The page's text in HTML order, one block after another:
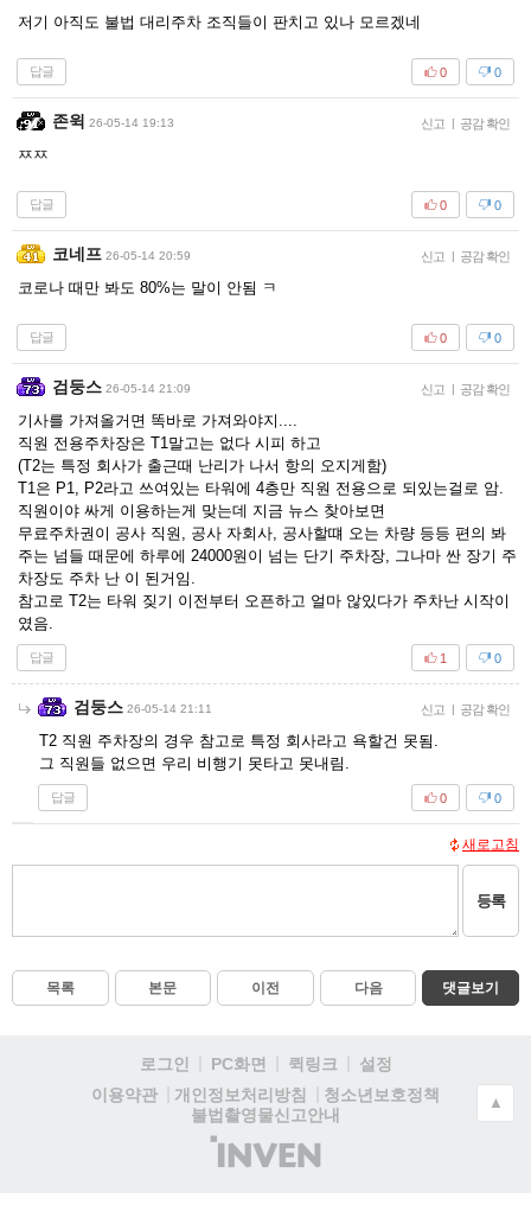
저기 아직도 불법 대리주차 조직들이 판치고 있나 모르겠네
답글 0
0
존윅 26-05-14 19:13 신고 | 공감 확인
ㅉㅉ
답글 0
0
코네프 26-05-14 20:59 신고 | 공감 확인
코로나 때만 봐도 80%는 말이 안됨 ㅋ
답글 0
0
검둥스 26-05-14 21:09 신고 | 공감 확인
기사를 가져올거면 똑바로 가져와야지....
직원 전용주차장은 T1말고는 없다 시피 하고
(T2는 특정 회사가 출근때 난리가 나서 항의 오지게함)
T1은 P1, P2라고 쓰여있는 타워에 4층만 직원 전용으로 되있는걸로 암.
직원이야 싸게 이용하는게 맞는데 지금 뉴스 찾아보면
무료주차권이 공사 직원, 공사 자회사, 공사할떄 오는 차량 등등 편의 봐
주는 넘들 때문에 하루에 24000원이 넘는 단기 주차장, 그나마 싼 장기 주
차장도 주차 난 이 된거임.
참고로 T2는 타워 짖기 이전부터 오픈하고 얼마 않있다가 주차난 시작이
였음.
답글 0
1
검둥스 26-05-14 21:11 신고 | 공감 확인
T2 직원 주차장의 경우 참고로 특정 회사라고 욕할건 못됨.
그 직원들 없으면 우리 비행기 못타고 못내림.
답글 0
0
새로고침
등록
목록 본문 이전 다음 댓글보기
로그인 PC화면 퀵링크
설정
이용약관
개인정보처리방침
청소년보호정책
불법촬영물신고안내
(주)
인
▲